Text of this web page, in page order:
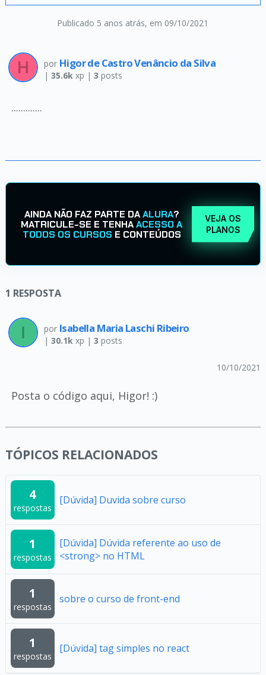
Publicado 5 anos atrás, em 09/10/2021
por Higor de Castro Venâncio da Silva
| 35.6kxp | 3 posts
.............
AINDA NÃO FAZ PARTE DAALURA?
MATRICULE-SE E TENHAACESSO A
TODOS OS CURSOS E CONTEÚDOS
VEJA OS
PLANOS
1 RESPOSTA
por Isabella Maria Laschi Ribeiro
| 30.1kxp | 3 posts
10/10/2021
Posta o código aqui, Higor! :)
TÓPICOS RELACIONADOS
4
respostas
[Dúvida] Duvida sobre curso
1
respostas
[Dúvida] Dúvida referente ao uso de
<strong> no HTML
1
respostas
sobre o curso de front-end
1
respostas
[Dúvida] tag simples no react